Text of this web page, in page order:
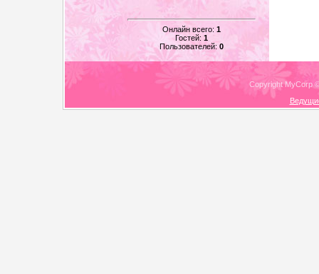
Онлайн всего: 1
Гостей: 1
Пользователей: 0
Copyright MyCorp